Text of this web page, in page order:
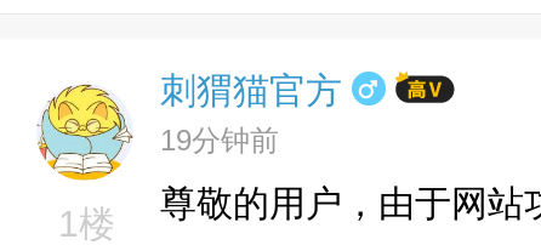
1楼
刺猬猫官方
19分钟前
尊敬的用户，由于网站